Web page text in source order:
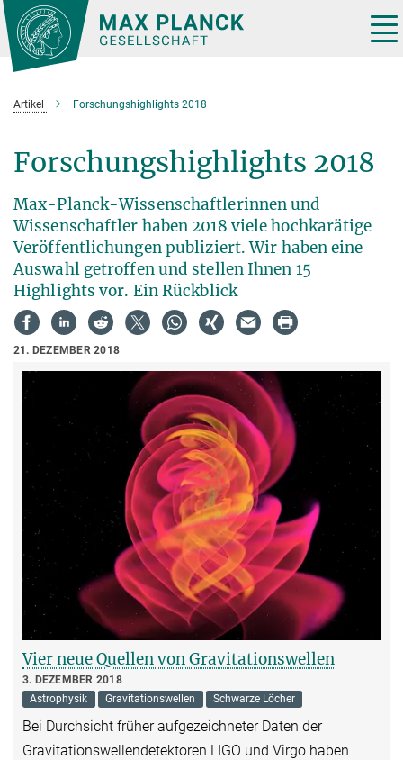
Hauptinhalt
Artikel Forschungshighlights 2018
Forschungshighlights 2018
Max-Planck-Wissenschaftlerinnen und
Wissenschaftler haben 2018 viele hochkarätige
Veröffentlichungen publiziert. Wir haben eine
Auswahl getroffen und stellen Ihnen 15
Highlights vor. Ein Rückblick
21. DEZEMBER 2018
Vier neue Quellen von Gravitationswellen
3. DEZEMBER 2018
Astrophysik
Gravitationswellen Schwarze Löcher
Bei Durchsicht früher aufgezeichneter Daten der
Gravitationswellendetektoren LIGO und Virgo haben